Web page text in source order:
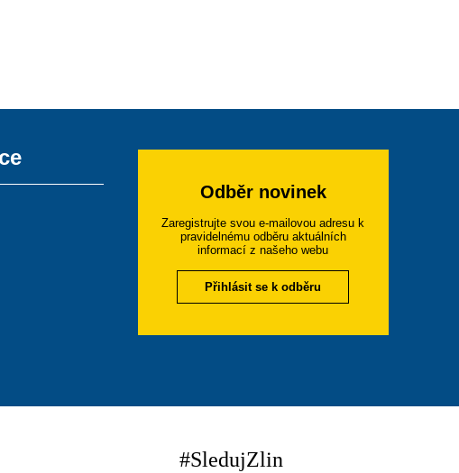
Odběr novinek
Zaregistrujte svou e-mailovou adresu k
pravidelnému odběru aktuálních
informací z našeho webu
Přihlásit se k odběru
#SledujZlin